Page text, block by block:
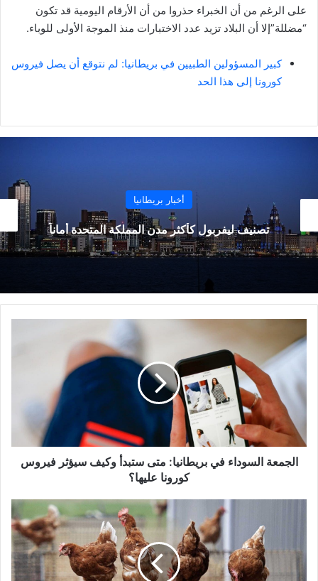
على الرغم من أن الخبراء حذروا من أن الأرقام اليومية قد تكون
“مضللة”إلا أن البلاد تزيد عدد الاختبارات منذ الموجة الأولى للوباء.
كبير المسؤولين الطبيين في بريطانيا: لم نتوقع أن يصل فيروس
كورونا إلى هذا الحد
أخبار بريطانيا
تصنيف ليفربول كأكثر مدن المملكة المتحدة أماناً
السوداء
متى
ستبدأ
وكيف
سيؤثر
فيروس
كورونا
الجمعة السوداء في بريطانيا: متى ستبدأ وكيف سيؤثر فيروس
كورونا عليها؟
في